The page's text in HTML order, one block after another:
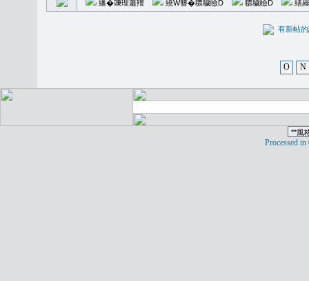
繙�𥪕理簫羶 繞W簪�穠穢瞼D 穠穢瞼D 繕
有新
O N
Processed